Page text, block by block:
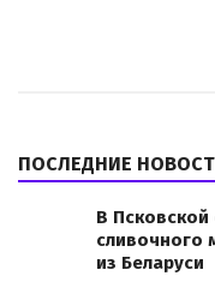
ПОСЛЕДНИЕ
В Псковской
сливочного
из Беларуси